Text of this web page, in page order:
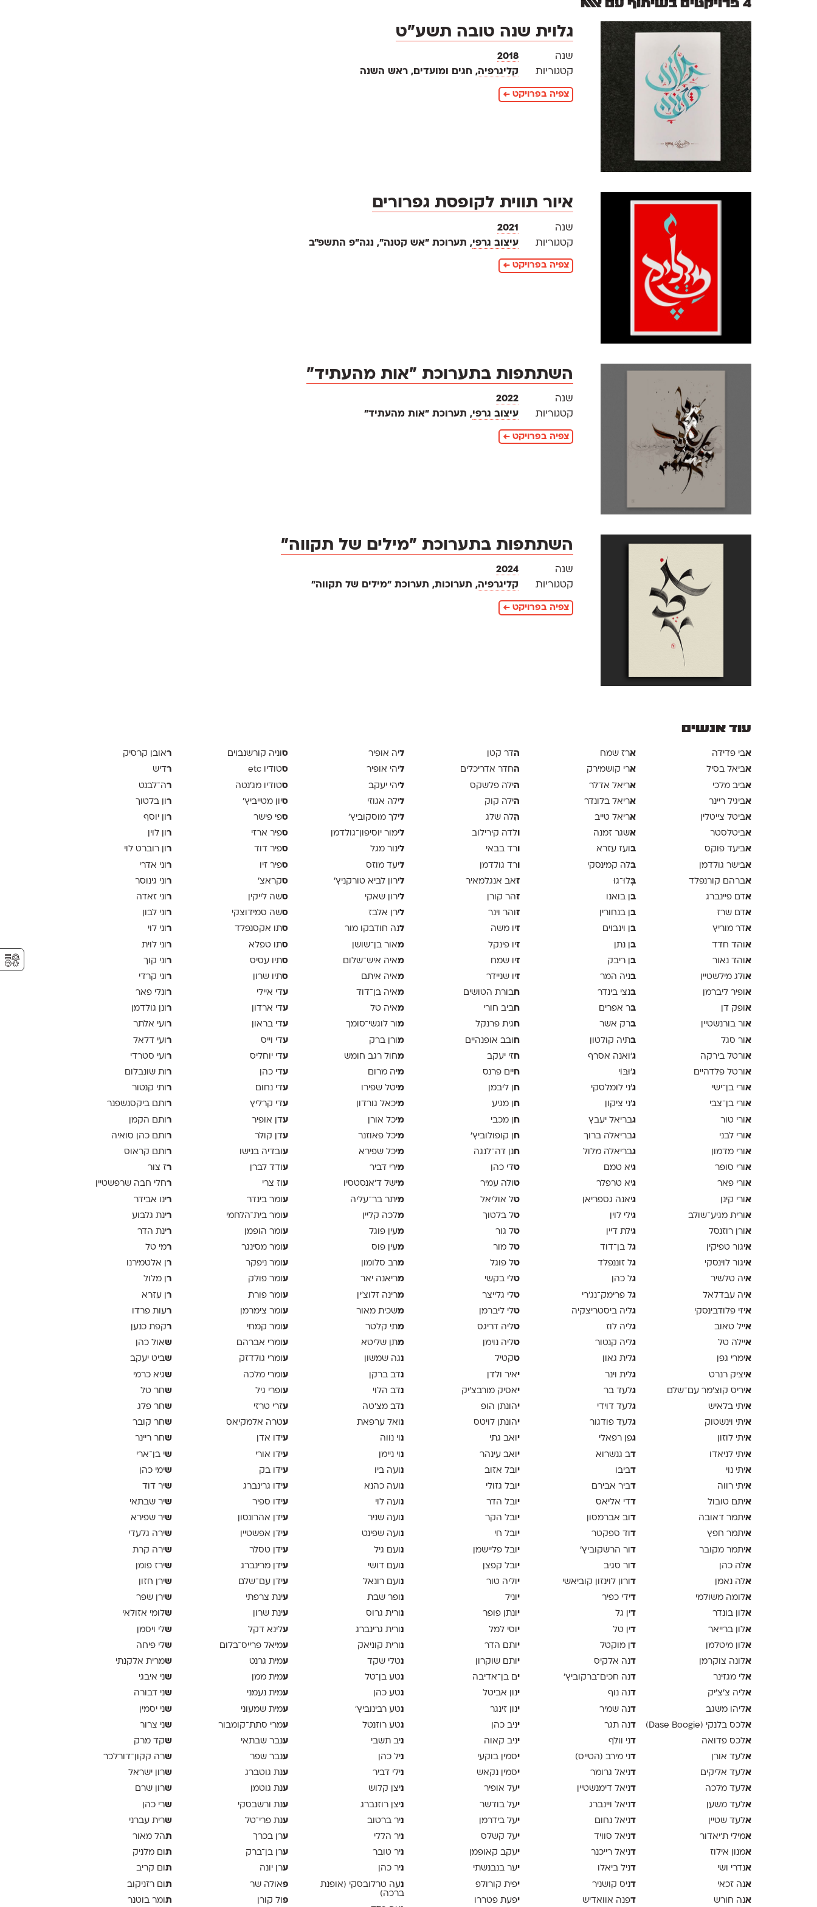
4 פרויקטים בשיתוף עם אאא
גלוית שנה טובה תשע״ט
שנה
2018
קטגוריות
קליגרפיה, חגים ומועדים, ראש השנה
צפיה בפרויקט ←
איור תווית לקופסת גפרורים
שנה
2021
קטגוריות
עיצוב גרפי, תערוכת ״אש קטנה״, נגה״פ התשפ״ב
צפיה בפרויקט ←
השתתפות בתערוכת ״אות מהעתיד״
שנה
2022
קטגוריות
עיצוב גרפי, תערוכת ״אות מהעתיד״
צפיה בפרויקט ←
השתתפות בתערוכת ״מילים של תקווה״
שנה
2024
קטגוריות
קליגרפיה, תערוכות, תערוכת ״מילים של תקווה״
צפיה בפרויקט ←
עוד אנשים
אבי פדידה
אביאל בסיל
אביב מלכי
אביגיל ריינר
אביטל צייטלין
אביטלסטר
אביעד פוקס
אבישר גולדמן
אברהם קורנפלד
אדם פיינברג
אדם שרז
אדר מוריץ
אוהד חדד
אוהד נאור
אולג מילשטיין
אופיר ליברמן
אופק דן
אור בורנשטיין
אור סגל
אורטל בירקה
אורטל פלדהיים
אורי בן־ישי
אורי בן־צבי
אורי טור
אורי לבני
אורי מדמון
אורי סופר
אורי פאר
אורי קינן
אורית מגיע־שולב
אורן רוזנסל
איגור טפיקין
איגור לוינסקי
איה טלשיר
איה עבדלאל
איזי פלודבינסקי
אייל טאוב
איילה טל
אימרי גפן
איציק רנרט
איריס קוצ׳מר עם־שלם
איתי בלאיש
איתי וינשטוק
איתי לוזון
איתי לניאדו
איתי נוי
איתי רווה
איתם טובול
איתמר דאובה
איתמר חפץ
איתמר מקובר
אלה כהן
אלה נאמן
אלומה משולמי
אלון בונדר
אלון ברייאר
אלון מיטלמן
אלונה צוקרמן
אלי מגזינר
אליה צ׳צ׳יק
אליהו משגב
אלכס בלנקי (Dase Boogie)
אלכס פדואה
אלעד אורן
אלעד אליקים
אלעד מלכה
אלעד משען
אלעד שטיין
אמילי ת׳יאדור
אמנון אילוז
אנדרי ושי
אנה זכאי
אנה חורש
ארז שמח
ארי קושמירק
אריאל אדלר
אריאל בלונדר
אריאל טייב
אשגר זמנה
ב ועז עזרא
בלה קמינסקי
בְּלוּ־גוּ
ב ן בואנו
ב ן בנחורין
ב ן וינבוים
ב ן נתן
ב ן ריבק
בניה המר
בנצי בינדר
בר אפרים
ברק אשר
בתיה קולטון
ג'ואנה אסרף
ג'וּבּוֹי
ג׳ני לומלסקי
ג׳ני ציקון
גבריאל יעבץ
גבריאלה ברוך
גבריאלה מלול
גיא טמם
גיא טרפלר
גיאנה גספריאן
גילי לוין
גילת דיין
גל בן־דוד
גל זוננפלד
גל כהן
גל פרימק־נג׳רי
גליה ביסטריצקיה
גליה לוז
גליה קנטור
גלית גאון
גלית וינר
גלעד בר
גלעד דוידי
גלעד פודגור
גפן רפאלי
דב גנשרוא
דביבו
דביר אבירם
דדי אליאס
ד וב אברמסון
ד וד ספקטר
ד ור הרשקוביץ׳
ד ור סגיב
ד ורון לוינזון קוביאשי
דידי כפיר
דין גל
דין טל
ד ן מוקטל
דנה אלקיס
דנה חכים־ברקוביץ׳
דנה נוף
דנה שמיר
דנה תגר
דני וולף
דני מירב (הטייס)
דניאל גרומר
דניאל דימנשטיין
דניאל ויינברג
דניאל נחום
דניאל סוויד
דניאל רייכנר
דניל ביאלו
דניס קושניר
דפנה אוואדיש
הדר קטן
החדר אדריכלים
הילה פלשקס
הילה קוק
הִלה שלג
ולדה קירילוב
ורד בבאי
ורד גולדמן
זאב אנגלמאיר
זהר קורן
זוהר וינר
זיו משה
זיו פינקל
זיו שמח
זיו שניידר
חבורת הטושים
חביב חורי
חגית פרנקל
ח ובב אופנהיים
ח זי יעקב
חיים פרנס
ח ן ליבמן
ח ן מגיע
ח ן מכבי
ח ן קופולוביץ'
ח נן דה־לנגה
טדי כהן
טולה עמיר
טל אוליאל
טל בלטוך
טל גור
טל מור
טל פוגל
טלי בקשי
טלי גלייצר
טלי ליברמן
טליה דריגס
טליה נוימן
טקטיל
יאיר ולדן
יאסיק מורבצ'יק
יהונתן הופ
יהונתן לויטס
יואב גתי
יואב עינהר
יובל אזוב
יובל גזולי
יובל הדר
יובל הקר
יובל חי
יובל פליישמן
יובל קפצן
יוליה טור
יוניל
יונתן פופר
יוסי למל
יותם הדר
יותם שוקרון
ים בן־אדיבה
ינון אביטל
ינון זינגר
יניב כהן
יניב קאוה
יסמין בוקעי
יסמין נקאש
יעל אופיר
יעל בודשר
יעל בידרמן
יעל קשלס
יעקב קאופמן
יער בנבנשתי
יפית קורולפ
יפעת פטררו
ליה אופיר
ליהי אופיר
ליהי יעקב
לילה אגוזי
לילך מוסקוביץ'
לימור יוסיפון־גולדמן
לינור מגל
ליעד מוזס
לירון לביא טורקניץ׳
לירון שאקי
לירן אלבז
לנה חודבקו מור
מאור בן־שושן
מאיה איש־שלום
מאיה איתם
מאיה בן־דוד
מאיה טל
מ ור לוגשי־סומך
מ ורן ברק
מחול רגב חומש
מיה מרום
מיטל שפירו
מיכאל גורדון
מיכל אורן
מיכל פאוזנר
מיכל שפירא
מירי דביר
מישל ד׳אנסטסיו
מיתר בר־עליה
מלכה קליין
מעין פוגל
מעין פוס
מרב סלומון
מריאנה יאר
מרינה זלוצ׳ין
משכית מאור
מתי קלטר
מתן שליטא
נגה שמשון
נדב ברקן
נדב הלוי
נדב מצ׳טה
נ ואל ערפאת
נ וי נווה
נ וי ניימן
נ ועה ביו
נ ועה כהנא
נ ועה לוי
נ ועה שניר
נ ועה שפינט
נ ועם גיל
נ ועם דושי
נ ועם רונאל
נ ופר שבת
נ ורית גרוס
נ ורית גרינברג
נ ורית קוניאק
נטלי שקד
נטע בן־טל
נטע כהן
נטע רבינוביץ׳
נטע רוזנטל
ניב תשבי
ניל כהן
נילי דביר
ניצן קלוש
ניצן רוזנברג
ניר ברטוב
ניר הללי
ניר טובר
ניר כהן
נעה טרלובסקי (אופנת
ברכה)
ס וניה קורשנבוים
סטודיו etc
סטודיו מג'נטה
סיון מטייביץ׳
ספי פישר
ספיר ארזי
ספיר דוד
ספיר זיו
סקראצ׳
סשה לייקין
סשה סמידוצקי
סתו אקסנפלד
סתו טפלא
סתיו עסיס
סתיו שרון
עדי איילי
עדי ארדון
עדי בראון
עדי וייס
עדי יוחליס
עדי כהן
עדי נחום
עדי קרליץ
עדן אופיר
עדן קולר
ע ובדיה בנישו
ע ודד לברן
ע וז צרי
ע ומר בינדר
ע ומר בית־הלחמי
ע ומר הופמן
ע ומר מסינגר
ע ומר ניפקר
ע ומר פולק
ע ומר פורת
ע ומר צימרמן
ע ומר קמחי
ע ומרי אברהם
ע ומרי גולדזק
ע ומרי מלכה
ע ופרי גיל
עזרי טרזי
עטרה אלמקיאס
עידו אדן
עידו אורי
עידו בק
עידו גרינברג
עידו ספיר
עידן אהרונסון
עידן אפשטיין
עידן טסלר
עידן מרינברג
עידן עם־שלם
עינת צרפתי
עינת שרון
עלינא דקל
עמיאל פרייס־בלום
עמית גרנט
עמית ממן
עמית נעמני
עמית שמעוני
עמרי סתת־קומבור
ענבר שבתאי
ענבר שפר
ענת גוטברג
ענת גוטמן
ענת ורשבסקי
ענת פרי־טל
ערן בכרך
ערן בן־ברק
ערן יונה
פאולה שר
פ ול קורן
ראובן קרסיק
רדיש
רה־לבנט
רון בלטוך
רון יוסף
רון לוין
רון רוברט לוי
רוני אדרי
רוני גינוסר
רוני זאדה
רוני לבון
רוני לוי
רוני לוית
רוני קוך
רוני קרדי
רונלי פאר
רונן גולדמן
רועי אלתר
רועי דלאל
רועי סטרדי
רות שונבלום
רותי קנטור
רותם ביקסנשפנר
רותם הקמן
רותם כהן סואיה
רותם קראוס
רז צור
רחלי חבה שרפשטיין
רינו אבידר
רינת גלבוע
רינת הדר
רמי טל
רן אלטמירנו
רן מלול
רן עזרא
רעות פרדו
רקפת כנען
שאול כהן
שביט יעקב
שגיא כרמי
שחר טל
שחר פלג
שחר קובר
שחר ריינר
שי בן־ארי
שימי כהן
שיר דוד
שיר שבתאי
שיר שפירא
שירה גלעדי
שירה קרת
שירז פומן
שירן חזון
שירן שפר
שלומי אזולאי
שלי ויסמן
שלי פיחה
שמרית אלקנתי
שני איבגי
שני דבורה
שני יסמין
שני צרור
שקד מרק
שרה קקון־דורלכר
שרון ישראל
שרון שרם
שרי כהן
שרית עברני
תהל מאור
תום מלניק
תום קריב
תום רזניקוב
תומר בוטנר
⚥︎